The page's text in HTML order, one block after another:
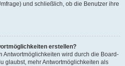
und schließlich, ob die Benutzer ihre
erstellen?
Antwortmöglichkeiten wird durch die Board-
glaubst, mehr Antwortmöglichkeiten als